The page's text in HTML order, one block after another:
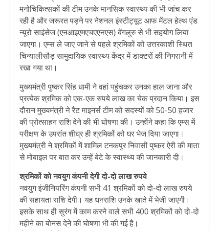
मनोचिकित्सकों की टीम उनके मानसिक स्वास्थ्य की भी जांच कर
रही है और जरूरत पड़ने पर नेशनल इंस्टीट्यूट आफ मेंटल हेल्थ एंड
न्यूरो साइंसेज (एनआइएमएचएएनएस) बेंगलुरु से भी सहयोग लिया
जाएगा। एम्स ले जाए जाने से पहले श्रमिकों को उत्तरकाशी स्थित
चिन्यालीसौड़ सामुदायिक स्वास्थ्य केंद्र में डाक्टरों की निगरानी में
रखा गया था।
मुख्यमंत्री पुष्कर स‍िंह धामी ने वहां पहुंचकर उनका हाल जाना और
प्रत्येक श्रमिक को एक-एक रुपये लाख का चेक प्रदान किया। इस
दौरान मुख्यमंत्री ने रैट माइनर्स टीम को सदस्यों को 50-50 हजार
की प्रोत्साहन राशि देने की भी घोषणा की। उन्होंने कहा कि एम्स में
परीक्षण के उपरांत शीघ्र ही श्रमिकों को घर भेज दिया जाएगा।
मुख्यमंत्री ने श्रमिकों में शामिल टनकपुर निवासी पुष्कर ऐरी की माता
से मोबाइल पर बात कर उन्हें बेटे के स्वास्थ्य की जानकारी दी।
श्रमिकों को नवयुग कंपनी देगी दो-दो लाख रुपये
नवयुग इंजीनियर‍िंग कंपनी सभी 41 श्रमिकों को दो-दो लाख रुपये
की सहायता राशि देगी। यह धनराशि उनके खाते में भेजी जाएगी।
इसके साथ ही सुरंग में काम करने वाले सभी 400 श्रमिकों को दो-दो
महीने का बोनस देने की घोषणा भी की गई है।